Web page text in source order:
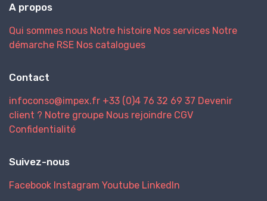
A propos
Qui sommes nous Notre histoire Nos services Notre
démarche RSE Nos catalogues
Contact
infoconso@impex.fr +33 (0)4 76 32 69 37 Devenir
client ? Notre groupe Nous rejoindre CGV
Confidentialité
Suivez-nous
Facebook Instagram Youtube LinkedIn